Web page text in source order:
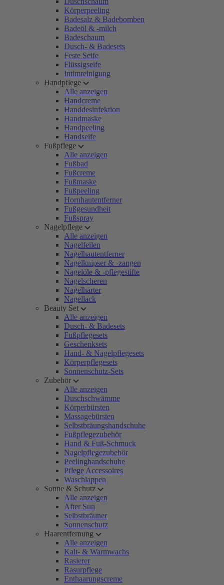
Körperpeeling
Badesalz & Badebomben
Badeöl & -milch
Badeschaum
Dusch- & Badesets
Feste Seife
Flüssigseife
Intimreinigung
Handpflege
Alle anzeigen
Handcreme
Handdesinfektion
Handmaske
Handpeeling
Handseife
Fußpflege
Alle anzeigen
Fußbad
Fußcreme
Fußmaske
Fußpeeling
Hornhautentferner
Fußgesundheit
Fußspray
Nagelpflege
Alle anzeigen
Nagelfeilen
Nagelhautentferner
Nagelknipser & -zangen
Nagelöle & -pflegestifte
Nagelscheren
Nagelhärter
Nagellack
Beauty Set
Alle anzeigen
Dusch- & Badesets
Fußpflegesets
Geschenksets
Hand- & Nagelpflegesets
Körperpflegesets
Sonnenschutz-Sets
Zubehör
Alle anzeigen
Duschschwämme
Körperbürsten
Massagebürsten
Selbstbräungshandschuhe
Fußpflegezubehör
Hand & Fuß-Schmuck
Nagelpflegezubehör
Peelinghandschuhe
Pflege Accessoires
Waschlappen
Sonne & Schutz
Alle anzeigen
After Sun
Selbstbräuner
Sonnenschutz
Haarentfernung
Alle anzeigen
Kalt- & Warmwachs
Rasierer
Rasurpflege
Enthaarungscreme